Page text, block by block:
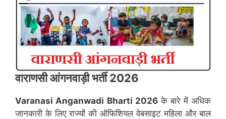
वाराणसीआंगनवाड़ी भर्ती 2026
Varanasi Anganwadi Bharti 2026के बारे में अधिक
जानकारी के लिए राज्यों की ऑफिशियल वेबसाइट महिला और बाल